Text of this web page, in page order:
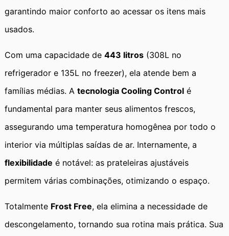
garantindo maior conforto ao acessar os itens mais
usados.
Com uma capacidade de 443 litros (308L no
refrigerador e 135L no freezer), ela atende bem a
famílias médias. A tecnologia Cooling Control é
fundamental para manter seus alimentos frescos,
assegurando uma temperatura homogênea por todo o
interior via múltiplas saídas de ar. Internamente, a
flexibilidade é notável: as prateleiras ajustáveis
permitem várias combinações, otimizando o espaço.
Totalmente Frost Free, ela elimina a necessidade de
descongelamento, tornando sua rotina mais prática. Sua